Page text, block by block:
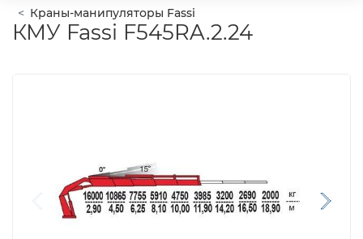
Краны-манипуляторы Fassi
КМУ Fassi F545RA.2.24